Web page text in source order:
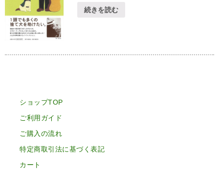
続きを読む
ショップTOP
ご利用ガイド
ご購入の流れ
特定商取引法に基づく表記
カート